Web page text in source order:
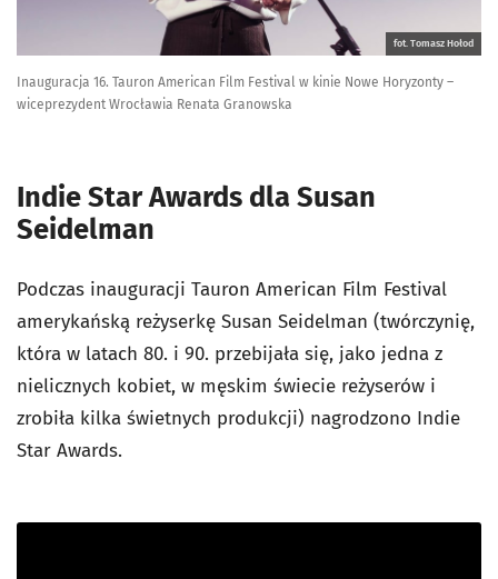
fot. Tomasz Hołod
Inauguracja 16. Tauron American Film Festival w kinie Nowe Horyzonty –
wiceprezydent Wrocławia Renata Granowska
Indie Star Awards dla Susan
Seidelman
Podczas inauguracji Tauron American Film Festival
amerykańską reżyserkę Susan Seidelman (twórczynię,
która w latach 80. i 90. przebijała się, jako jedna z
nielicznych kobiet, w męskim świecie reżyserów i
zrobiła kilka świetnych produkcji) nagrodzono Indie
Star Awards.